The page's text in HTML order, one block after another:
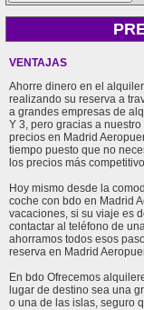
VENTAJAS
Ahorre dinero en el
realizando su reserva a
a grandes empresas de
Y 3, pero gracias a
precios en Madrid
tiempo puesto que no
los precios más
Hoy mismo desde la
coche con bdo en Madrid
vacaciones, si su viaje es
contactar al teléfono de
ahorramos todos esos
reserva en Madrid
En bdo Ofrecemos
lugar de destino sea una
o una de las islas, seguro